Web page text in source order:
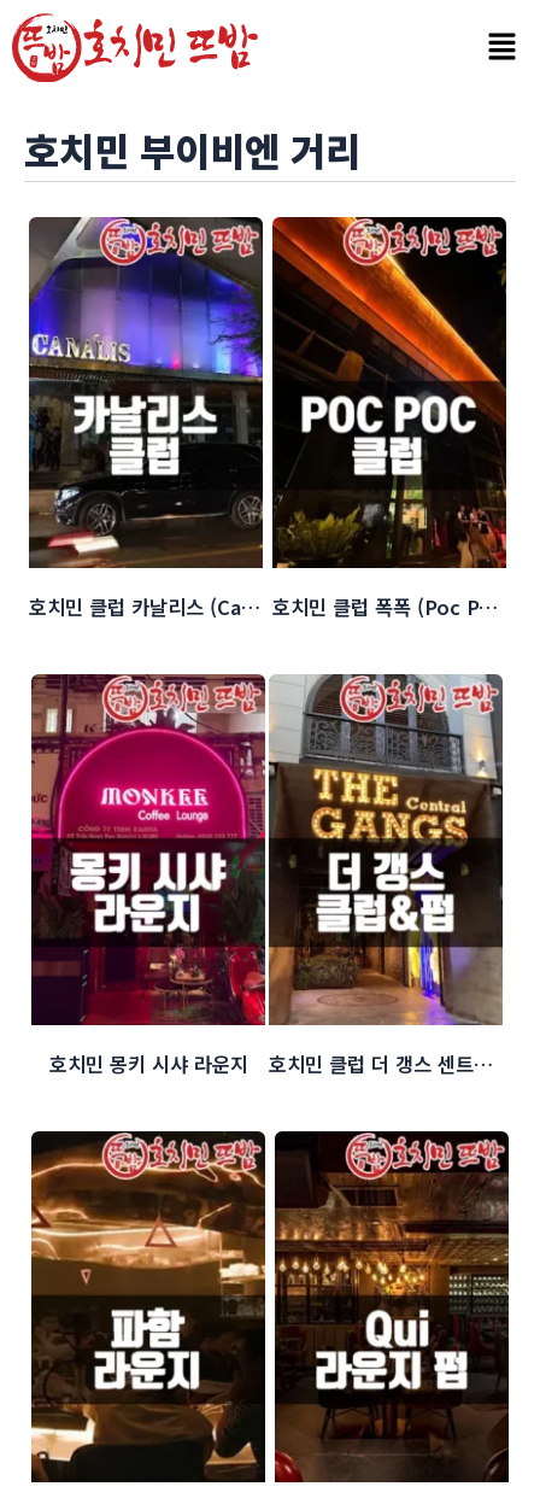
텐
호치민 부이비엔 거리
호치민 클럽 카날리스 (Canalis Club) 호치민 클럽 폭폭 (Poc Poc beer garden)
호치민 몽키 시샤 라운지 호치민 클럽 더 갱스 센트럴 (The Gangs Central)
Post
pagination